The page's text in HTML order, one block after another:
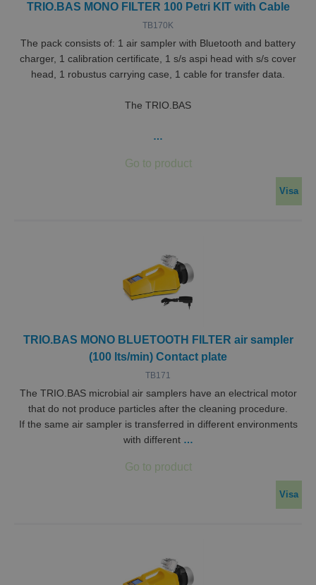
TRIO.BAS MONO FILTER 100 Petri KIT with Cable
TB170K
The pack consists of: 1 air sampler with Bluetooth and battery
charger, 1 calibration certificate, 1 s/s aspi head with s/s cover
head, 1 robustus carrying case, 1 cable for transfer data.
The TRIO.BAS
…
Visa
TRIO.BAS MONO BLUETOOTH FILTER air sampler
(100 lts/min) Contact plate
TB171
The TRIO.BAS microbial air samplers have an electrical motor
that do not produce particles after the cleaning procedure.
If the same air sampler is transferred in different environments
with different …
Visa